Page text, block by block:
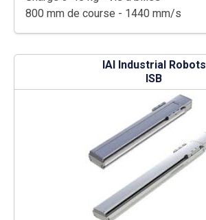
800 mm de course - 1440 mm/s
IAI Industrial Robots
ISB